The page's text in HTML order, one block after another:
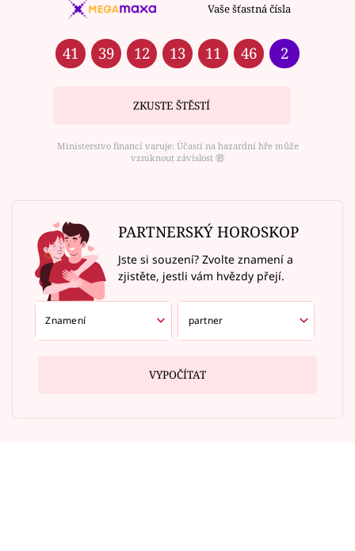
Vaše šťastná čísla
41 39 12 13 11 46 2
ZKUSTE ŠTĚSTÍ
Ministerstvo financí varuje: Účastí na hazardní hře může
vzniknout závislost ⑱
PARTNERSKÝ HOROSKOP
Jste si souzení? Zvolte znamení a
zjistěte, jestli vám hvězdy přejí.
VYPOČÍTAT